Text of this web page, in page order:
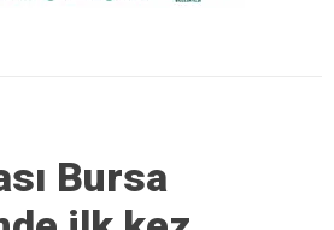
Bursa